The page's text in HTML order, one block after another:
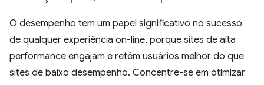
O desempenho tem um papel significativo no sucesso
de qualquer experiência on-line, porque sites de alta
performance engajam e retêm usuários melhor do que
sites de baixo desempenho. Concentre-se em otimizar